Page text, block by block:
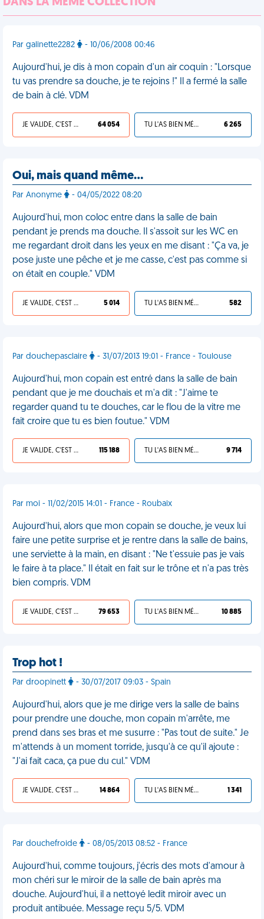
DANS LA MÊME COLLECTION
Par galinette2282 - 10/06/2008 00:46
Aujourd'hui, je dis à mon copain d'un air coquin : "Lorsque
tu vas prendre sa douche, je te rejoins !" Il a fermé la salle
de bain à clé. VDM
JE VALIDE, C'EST UNE VDM 64 054 TU L'AS BIEN MÉRITÉ 6 265
Oui, mais quand même…
Par Anonyme - 04/05/2022 08:20
Aujourd'hui, mon coloc entre dans la salle de bain
pendant je prends ma douche. Il s'assoit sur les WC en
me regardant droit dans les yeux en me disant : "Ça va, je
pose juste une pêche et je me casse, c'est pas comme si
on était en couple." VDM
JE VALIDE, C'EST UNE VDM 5 014 TU L'AS BIEN MÉRITÉ 582
Par douchepasclaire - 31/07/2013 19:01 - France - Toulouse
Aujourd'hui, mon copain est entré dans la salle de bain
pendant que je me douchais et m'a dit : "J'aime te
regarder quand tu te douches, car le flou de la vitre me
fait croire que tu es bien foutue." VDM
JE VALIDE, C'EST UNE VDM 115 188 TU L'AS BIEN MÉRITÉ 9 714
Par moi - 11/02/2015 14:01 - France - Roubaix
Aujourd'hui, alors que mon copain se douche, je veux lui
faire une petite surprise et je rentre dans la salle de bains,
une serviette à la main, en disant : "Ne t'essuie pas je vais
le faire à ta place." Il était en fait sur le trône et n'a pas très
bien compris. VDM
JE VALIDE, C'EST UNE VDM 79 653 TU L'AS BIEN MÉRITÉ 10 885
Trop hot !
Par droopinett - 30/07/2017 09:03 - Spain
Aujourd'hui, alors que je me dirige vers la salle de bains
pour prendre une douche, mon copain m'arrête, me
prend dans ses bras et me susurre : "Pas tout de suite." Je
m'attends à un moment torride, jusqu'à ce qu'il ajoute :
"J'ai fait caca, ça pue du cul." VDM
JE VALIDE, C'EST UNE VDM 14 864 TU L'AS BIEN MÉRITÉ 1 341
Par douchefroide - 08/05/2013 08:52 - France
Aujourd'hui, comme toujours, j'écris des mots d'amour à
mon chéri sur le miroir de la salle de bain après ma
douche. Aujourd'hui, il a nettoyé ledit miroir avec un
produit antibuée. Message reçu 5/5. VDM